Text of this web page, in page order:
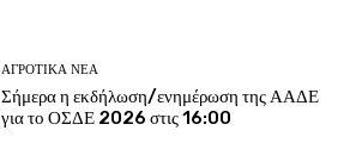
ΑΓΡΟΤΙΚΆ ΝΈΑ
Σήμερα η εκδήλωση/ενημέρωση της ΑΑΔΕ
για το ΟΣΔΕ 2026 στις 16:00